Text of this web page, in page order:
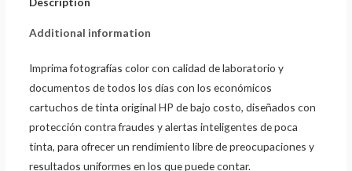
Additional information
Imprima fotografías color con calidad de laboratorio y
documentos de todos los días con los económicos
cartuchos de tinta original HP de bajo costo, diseñados con
protección contra fraudes y alertas inteligentes de poca
tinta, para ofrecer un rendimiento libre de preocupaciones y
resultados uniformes en los que puede contar.